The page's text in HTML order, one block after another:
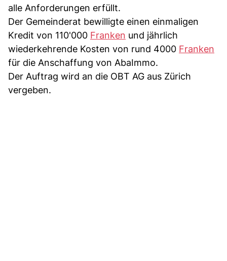
alle Anforderungen erfüllt.
Der Gemeinderat bewilligte einen einmaligen
Kredit von 110'000 Franken und jährlich
wiederkehrende Kosten von rund 4000 Franken
für die Anschaffung von AbaImmo.
Der Auftrag wird an die OBT AG aus Zürich
vergeben.